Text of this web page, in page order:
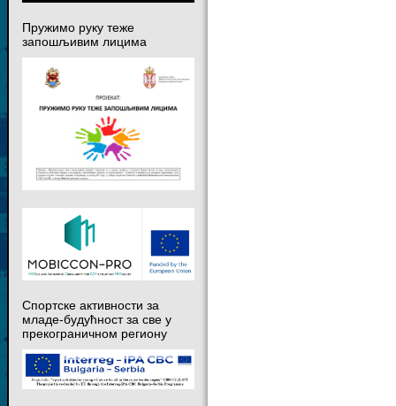
Пружимо руку теже
запошљивим лицима
Спортске активности за
младе-будућност за све у
прекограничном региону